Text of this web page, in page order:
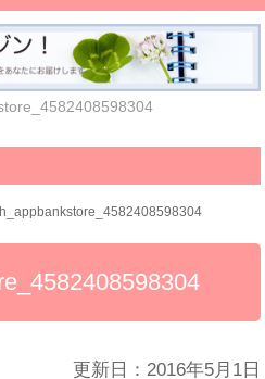
更新日：2016年5月1日